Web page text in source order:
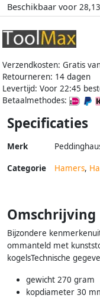
Beschikbaar voor 28,13
Verzendkosten: Gratis
Retourneren: 14 dagen
Levertijd: Voor 22:45
Betaalmethodes:
Specificaties
Merk
Categorie Hamers,
Omschrijving
Bijzondere
ommanteld met
kogelsTechnische
gewicht 270 gram
kopdiameter 30